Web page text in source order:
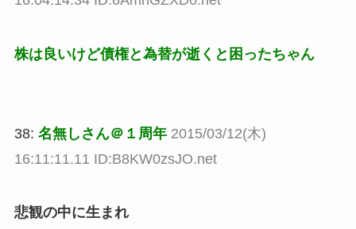
株は良いけど債権と為替が逝くと困ったちゃん
38: 名無しさん＠１周年 2015/03/12(木)
16:11:11.11 ID:B8KW0zsJO.net
悲観の中に生まれ